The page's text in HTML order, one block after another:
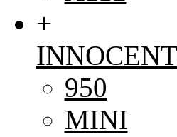
+
950
MINI